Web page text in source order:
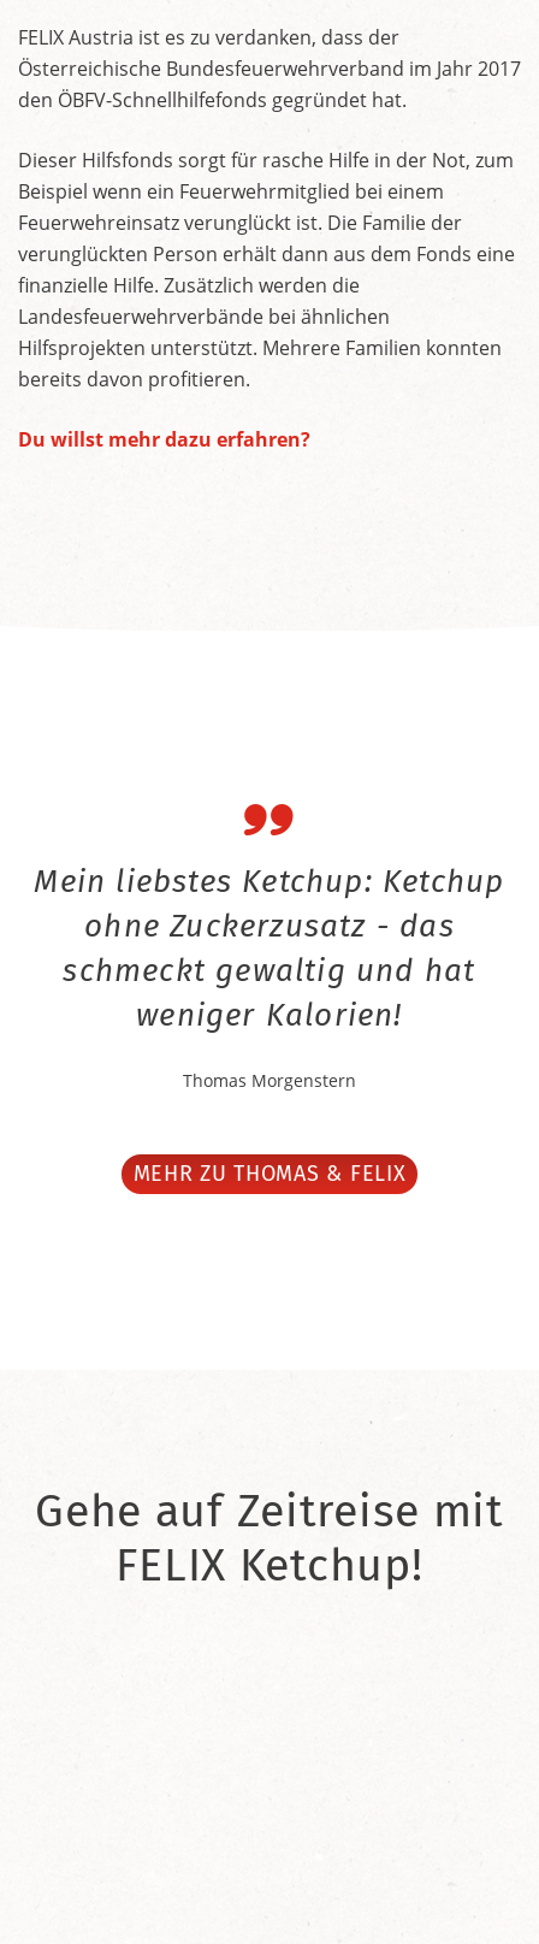
FELIX Austria ist es zu verdanken, dass der
Österreichische Bundesfeuerwehrverband im Jahr 2017
den ÖBFV-Schnellhilfefonds gegründet hat.
Dieser Hilfsfonds sorgt für rasche Hilfe in der Not, zum
Beispiel wenn ein Feuerwehrmitglied bei einem
Feuerwehreinsatz verunglückt ist. Die Familie der
verunglückten Person erhält dann aus dem Fonds eine
finanzielle Hilfe. Zusätzlich werden die
Landesfeuerwehrverbände bei ähnlichen
Hilfsprojekten unterstützt. Mehrere Familien konnten
bereits davon profitieren.
Du willst mehr dazu erfahren?
Mein liebstes Ketchup: Ketchup
ohne Zuckerzusatz - das
schmeckt gewaltig und hat
weniger Kalorien!
Thomas Morgenstern
MEHR ZU THOMAS & FELIX
Gehe auf Zeitreise mit
FELIX Ketchup!